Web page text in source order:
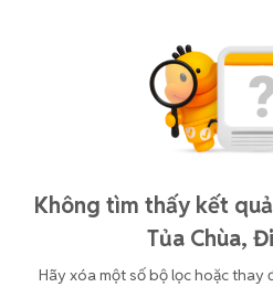
Không tìm thấy kết
Tủa Chùa,
Hãy xóa một số bộ lọc hoặc thay